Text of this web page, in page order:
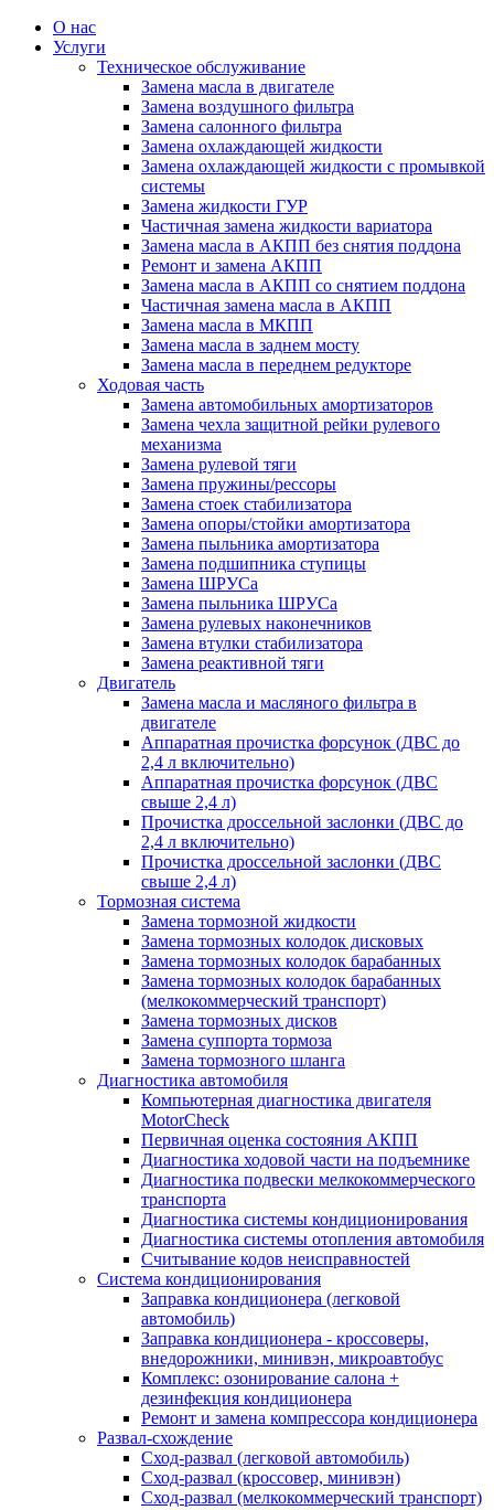
О нас
Услуги
Техническое обслуживание
Замена масла в двигателе
Замена воздушного фильтра
Замена салонного фильтра
Замена охлаждающей жидкости
Замена охлаждающей жидкости с промывкой
системы
Замена жидкости ГУР
Частичная замена жидкости вариатора
Замена масла в АКПП без снятия поддона
Ремонт и замена АКПП
Замена масла в АКПП со снятием поддона
Частичная замена масла в АКПП
Замена масла в МКПП
Замена масла в заднем мосту
Замена масла в переднем редукторе
Ходовая часть
Замена автомобильных амортизаторов
Замена чехла защитной рейки рулевого
механизма
Замена рулевой тяги
Замена пружины/рессоры
Замена стоек стабилизатора
Замена опоры/стойки амортизатора
Замена пыльника амортизатора
Замена подшипника ступицы
Замена ШРУСа
Замена пыльника ШРУСа
Замена рулевых наконечников
Замена втулки стабилизатора
Замена реактивной тяги
Двигатель
Замена масла и масляного фильтра в
двигателе
Аппаратная прочистка форсунок (ДВС до
2,4 л включительно)
Аппаратная прочистка форсунок (ДВС
свыше 2,4 л)
Прочистка дроссельной заслонки (ДВС до
2,4 л включительно)
Прочистка дроссельной заслонки (ДВС
свыше 2,4 л)
Тормозная система
Замена тормозной жидкости
Замена тормозных колодок дисковых
Замена тормозных колодок барабанных
Замена тормозных колодок барабанных
(мелкокоммерческий транспорт)
Замена тормозных дисков
Замена суппорта тормоза
Замена тормозного шланга
Диагностика автомобиля
Компьютерная диагностика двигателя
MotorCheсk
Первичная оценка состояния АКПП
Диагностика ходовой части на подъемнике
Диагностика подвески мелкокоммерческого
транспорта
Диагностика системы кондиционирования
Диагностика системы отопления автомобиля
Считывание кодов неисправностей
Система кондиционирования
Заправка кондиционера (легковой
автомобиль)
Заправка кондиционера - кроссоверы,
внедорожники, минивэн, микроавтобус
Комплекс: озонирование салона +
дезинфекция кондиционера
Ремонт и замена компрессора кондиционера
Развал-схождение
Сход-развал (легковой автомобиль)
Сход-развал (кроссовер, минивэн)
Сход-развал (мелкокоммерческий транспорт)